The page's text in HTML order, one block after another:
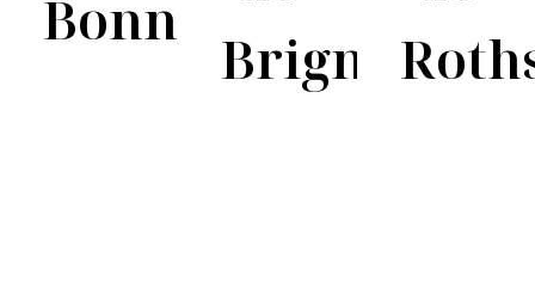
Bonnet
Brignac